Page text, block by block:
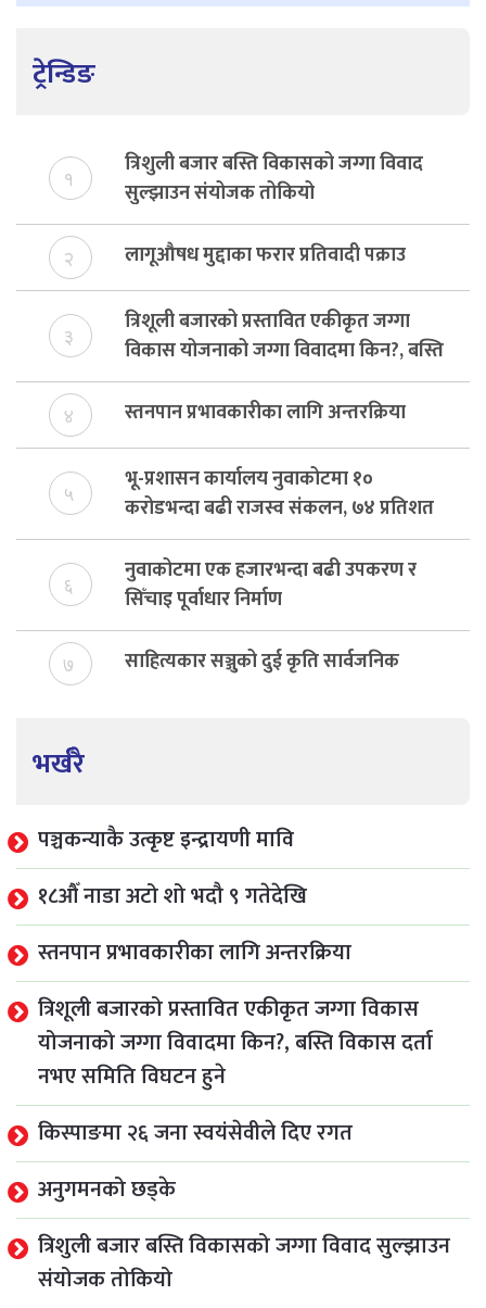
ट्रेन्डिङ
१
त्रिशुली बजार बस्ति विकासको जग्गा विवाद
सुल्झाउन संयोजक तोकियो
२ लागूऔषध मुद्दाका फरार प्रतिवादी पक्राउ
३
त्रिशूली बजारको प्रस्तावित एकीकृत जग्गा
विकास योजनाको जग्गा विवादमा किन?, बस्ति
विकास दर्ता नभए समिति विघटन हुने
४ स्तनपान प्रभावकारीका लागि अन्तरक्रिया
५
भू-प्रशासन कार्यालय नुवाकोटमा १०
करोडभन्दा बढी राजस्व संकलन, ७४ प्रतिशत
बेरुजु फर्छयौट
६
नुवाकोटमा एक हजारभन्दा बढी उपकरण र
सिँचाइ पूर्वाधार निर्माण
७ साहित्यकार सञ्जुको दुई कृति सार्वजनिक
भर्खरै
पञ्चकन्याकै उत्कृष्ट इन्द्रायणी मावि
१८औँ नाडा अटो शो भदौ ९ गतेदेखि
स्तनपान प्रभावकारीका लागि अन्तरक्रिया
त्रिशूली बजारको प्रस्तावित एकीकृत जग्गा विकास
योजनाको जग्गा विवादमा किन?, बस्ति विकास दर्ता
नभए समिति विघटन हुने
किस्पाङमा २६ जना स्वयंसेवीले दिए रगत
अनुगमनको छड्के
त्रिशुली बजार बस्ति विकासको जग्गा विवाद सुल्झाउन
संयोजक तोकियो